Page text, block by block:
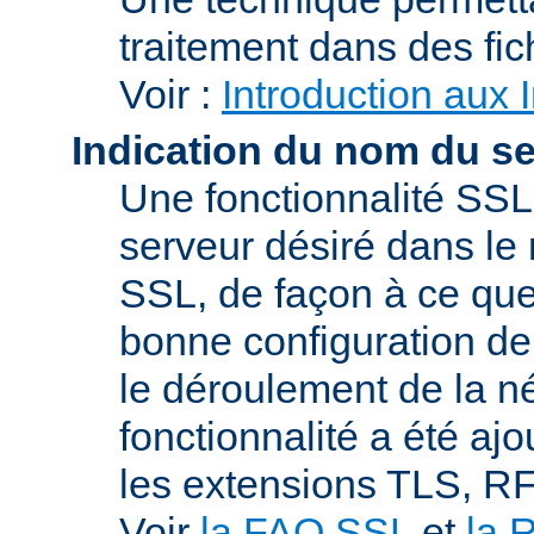
traitement dans des
Voir : Introduction aux
Indication du nom du
Une fonctionnalité
serveur désiré dans
SSL, de façon à ce
bonne configuration
le déroulement de la
fonctionnalité a été
les extensions TLS,